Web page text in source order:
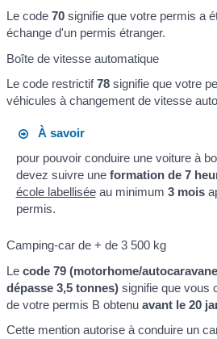
Le code70 signifie que votre permis a
échange d'un permis étranger.
Boîte de vitesse automatique
Le code restrictif78 signifie que votre
véhicules à changement de vitesse
À savoir
pour pouvoir conduire une voiture à
devez suivre une formation de 7
école labelliséeau minimum 3 mois
permis.
Camping-car de + de 3 500 kg
Lecode 79 (motorhome/
dépasse 3,5 tonnes) signifie que vous
de votre permis B obtenuavant le 20
Cette mention autorise à conduire un